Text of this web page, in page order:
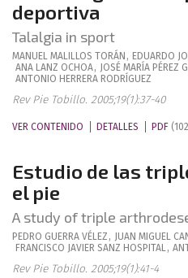
deportiva
Talalgia in sport
MANUEL MALILLOS TORÁN , EDUARDO
ANA LANZ OCHOA, JOSÉ MARÍA PÉREZ
ANTONIO HERRERA RODRÍGUEZ
Rev Pie Tobillo. 2005;19(1):37-40
VER CONTENIDO DETALLES PDF
Estudio de las
el pie
A study of triple
PEDRO GUERRA VÉLEZ , JUAN MIGUEL
FRANCISCO JAVIER SANZ HOSPITAL,
Rev Pie Tobillo. 2005;19(1):41-4